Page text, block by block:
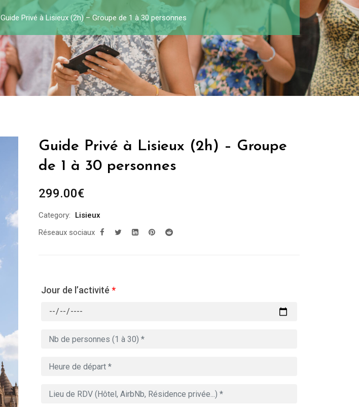
Guide Privé à Lisieux (2h) – Groupe de 1 à 30 personnes
Guide Privé à Lisieux (2h) – Groupe
de 1 à 30 personnes
299.00€
Category:
Lisieux
Réseaux sociaux
Jour de l’activité *